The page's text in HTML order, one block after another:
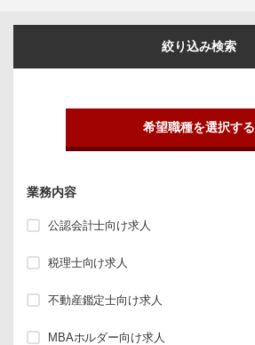
絞り込み検索
希望職種を選択する
業務内容
公認会計士向け求人
税理士向け求人
不動産鑑定士向け求人
MBAホルダー向け求人